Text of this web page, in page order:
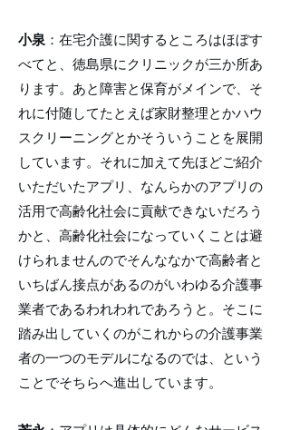
小泉 ：在宅介護に関するところはほぼす
べてと、徳島県にクリニックが三か所あ
ります。あと障害と保育がメインで、そ
れに付随してたとえば家財整理とかハウ
スクリーニングとかそういうことを展開
しています。それに加えて先ほどご紹介
いただいたアプリ、なんらかのアプリの
活用で高齢化社会に貢献できないだろう
かと、高齢化社会になっていくことは避
けられませんのでそんななかで高齢者と
いちばん接点があるのがいわゆる介護事
業者であるわれわれであろうと。そこに
踏み出していくのがこれからの介護事業
者の一つのモデルになるのでは、という
ことでそちらへ進出しています。